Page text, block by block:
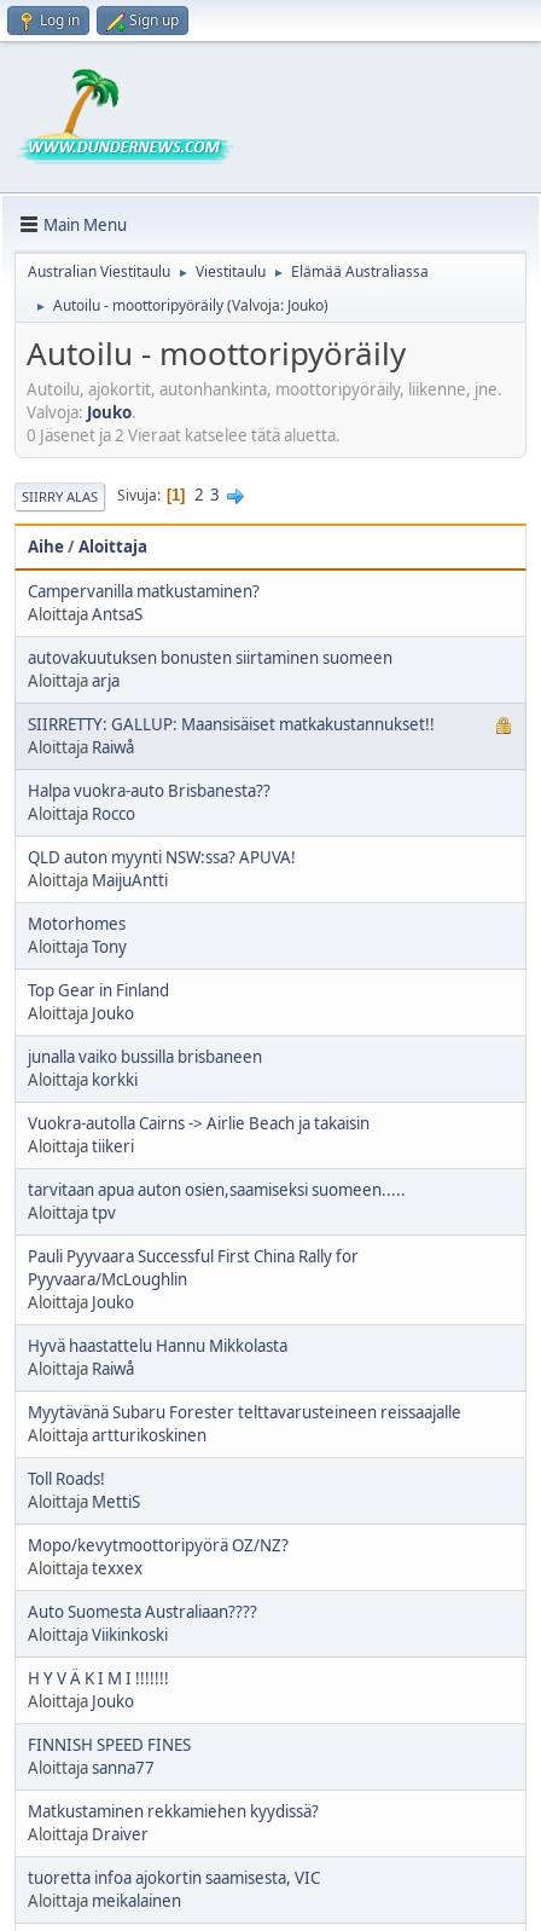
Log in Sign up
Main Menu
Australian Viestitaulu ► Viestitaulu ► Elämää Australiassa
► Autoilu - moottoripyöräily(Valvoja: Jouko)
Autoilu - moottoripyöräily
Autoilu, ajokortit, autonhankinta, moottoripyöräily, liikenne, jne.
Valvoja: Jouko.
0 Jäsenet ja 2 Vieraat katselee tätä aluetta.
SIIRRY ALAS Sivuja 1 2 3
Aihe/Aloittaja
Campervanilla matkustaminen?
AloittajaAntsaS
autovakuutuksen bonusten siirtaminen suomeen
Aloittajaarja
SIIRRETTY: GALLUP: Maansisäiset matkakustannukset!!
Aloittaja Raiwå
Halpa vuokra-auto Brisbanesta??
Aloittaja Rocco
QLD auton myynti NSW:ssa? APUVA!
Aloittaja MaijuAntti
Motorhomes
AloittajaTony
Top Gear in Finland
Aloittaja Jouko
junalla vaiko bussilla brisbaneen
Aloittaja korkki
Vuokra-autolla Cairns -> Airlie Beach ja takaisin
Aloittajatiikeri
tarvitaan apua auton osien,saamiseksi suomeen.....
Aloittajatpv
Pauli Pyyvaara Successful First China Rally for
Pyyvaara/McLoughlin
Aloittaja Jouko
Hyvä haastattelu Hannu Mikkolasta
Aloittaja Raiwå
Myytävänä Subaru Forester telttavarusteineen reissaajalle
Aloittajaartturikoskinen
Toll Roads!
Aloittaja MettiS
Mopo/kevytmoottoripyörä OZ/NZ?
Aloittajatexxex
Auto Suomesta Australiaan????
AloittajaViikinkoski
H Y V Ä K I M I !!!!!!!
Aloittaja Jouko
FINNISH SPEED FINES
Aloittajasanna77
Matkustaminen rekkamiehen kyydissä?
Aloittaja Draiver
tuoretta infoa ajokortin saamisesta, VIC
Aloittaja meikalainen